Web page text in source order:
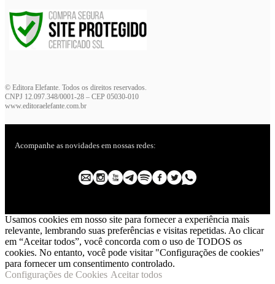
© Editora Elefante. Todos os direitos reservados.
CNPJ 12.097.348/0001-28 – CEP 05030-010
www.editoraelefante.com.br
Acompanhe as novidades em nossas redes:
Usamos cookies em nosso site para fornecer a experiência mais
relevante, lembrando suas preferências e visitas repetidas. Ao clicar
em “Aceitar todos”, você concorda com o uso de TODOS os
cookies. No entanto, você pode visitar "Configurações de cookies"
para fornecer um consentimento controlado.
Configurações de Cookies Aceitar todos